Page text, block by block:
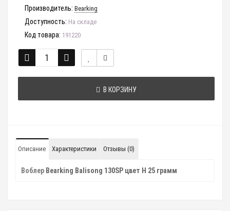
Производитель: Bearking
Доступность: На складе
Код товара: 191220
В КОРЗИНУ
Описание Характеристики Отзывы (0)
Воблер Bearking Balisong 130SP цвет H 25 грамм